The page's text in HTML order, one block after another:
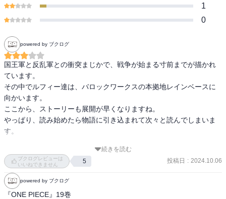
1
0
powered by ブクログ
国王軍と反乱軍との衝突まじかで、戦争が始まる寸前までが描かれ
ています。
その中でルフィー達は、バロックワークスの本拠地レインベースに
向かいます。
ここから、ストーリーも展開が早くなりますね。
やっぱり、読み始めたら物語に引き込まれて次々と読んでしまいま
す。
クロコダイルの罠にルフィー達が捕まって、サンジが颯爽と登場す
るシーンはカッコいいですね。
続きを読む
ブクログレビューは
いいねできません
5 投稿日 : 2024.10.06
powered by ブクログ
『ONE PIECE』19巻